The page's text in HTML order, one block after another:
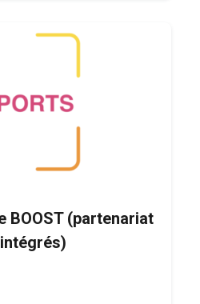
BOOST (partenariat